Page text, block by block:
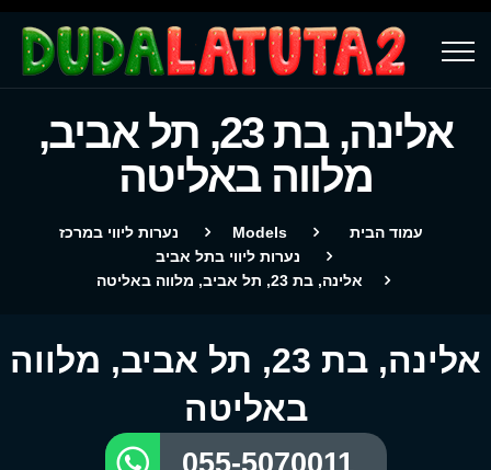
אלינה, בת 23, תל אביב,
מלווה באליטה
עמוד הבית Models
נערות ליווי במרכז
נערות ליווי בתל אביב
אלינה, בת 23, תל אביב, מלווה באליטה
אלינה, בת 23, תל אביב, מלווה
באליטה
055-5070011